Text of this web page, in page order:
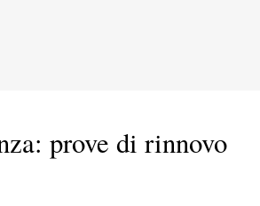
prove di rinnovo